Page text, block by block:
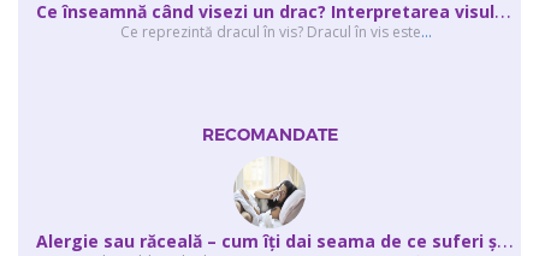
C
e înseamnă când visezi un drac? Interpretarea visului în care apar unul sau...
Ce reprezintă dracul în vis? Dracul în vis este...
RECOMANDATE
A
lergie sau răceală – cum îţi dai seama de ce suferi și de ce conteaz...